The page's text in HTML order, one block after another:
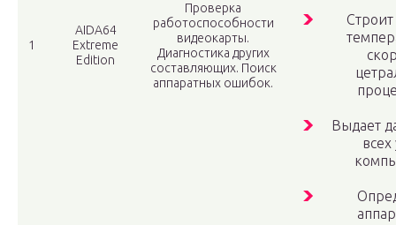
1
AIDA64
Extreme
Edition
Проверка
работоспособности
видеокарты.
Диагностика других
составляющих. Поиск
аппаратных ошибок.
Выдает
всех